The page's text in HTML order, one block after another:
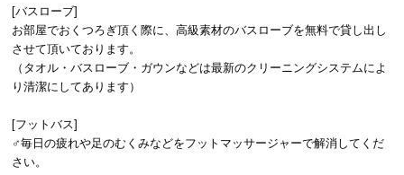
[バスローブ]
お部屋でおくつろぎ頂く際に、高級素材のバスローブを無料で貸し出し
させて頂いております。
（タオル・バスローブ・ガウンなどは最新のクリーニングシステムによ
り清潔にしてあります）
[フットバス]
♂毎日の疲れや足のむくみなどをフットマッサージャーで解消してくだ
さい。